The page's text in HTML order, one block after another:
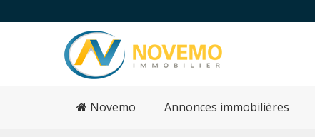
Novemo Annonces immobilières